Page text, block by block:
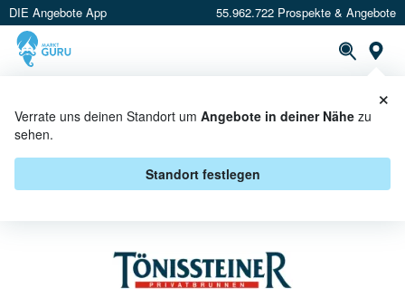
DIE Angebote App 55.962.722 Prospekte & Angebote
Verrate uns deinen Standort um Angebote in deiner Nähe zu
sehen.
Standort festlegen
×
TÖNISSTEINER BEI GLOBUS -
ANGEBOTE & AKTIONEN